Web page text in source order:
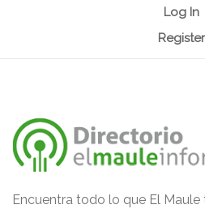
Log In
Register
Encuentra todo lo que El Maule